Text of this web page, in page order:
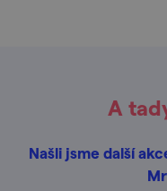
A
Našli jsme další